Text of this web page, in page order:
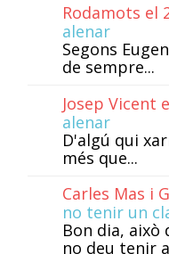
Rodamots el
alenar
Segons
de sempre...
Josep Vicent
alenar
D'algú qui
més que...
Carles Mas i
no tenir un
Bon dia, això
no deu tenir